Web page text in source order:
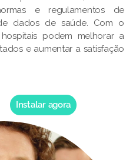
e regulamentos de
dados de saúde. Com o
podem melhorar a
e aumentar a satisfação
Instalar agora